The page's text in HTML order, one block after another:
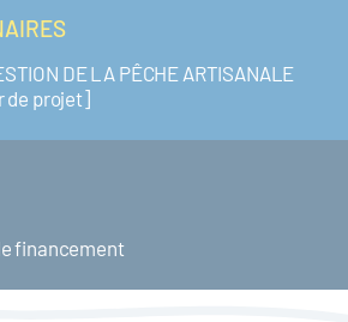
DE LA PÊCHE ARTISANALE
de projet]
financement